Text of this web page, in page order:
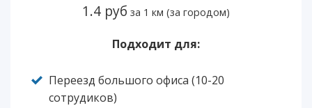
1.4 руб за 1 км (за городом)
Подходит для:
Переезд большого офиса (10-20
сотрудиков)